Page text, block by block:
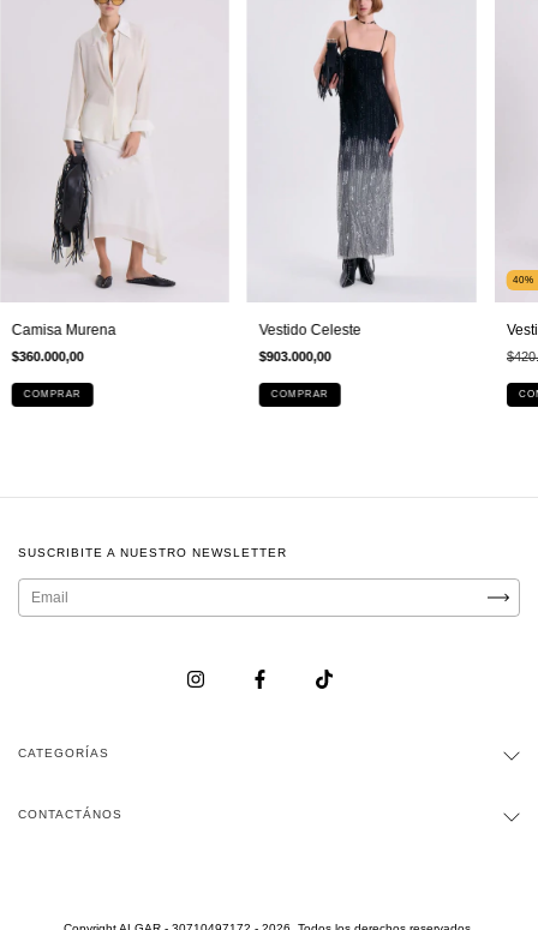
Camisa Murena
$360.000,00
COMPRAR
Vestido Celeste
$903.000,00
COMPRAR
40%
SUSCRIBITE A NUESTRO NEWSLETTER
CATEGORÍAS
CONTACTÁNOS